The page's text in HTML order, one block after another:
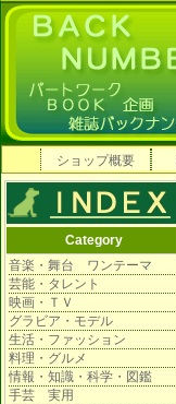
ショップ概要
Category
音楽・舞台 ワンテーマ
芸能・タレント
映画・ＴＶ
グラビア・モデル
生活・ファッション
料理・グルメ
情報・知識・科学・図鑑
手芸 実用